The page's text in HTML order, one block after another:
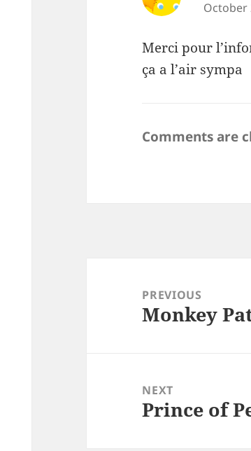
October
Merci pour
ça a l’air sympa
Comments are
navigationPREVIOUS
Previous
Monkey
NEXT
Next
Prince of